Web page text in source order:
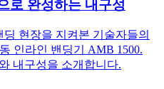
로 완성하는 내구성
현장을 지켜본 기술자들의
인라인 밴딩기 AMB 1500.
내구성을 소개합니다.